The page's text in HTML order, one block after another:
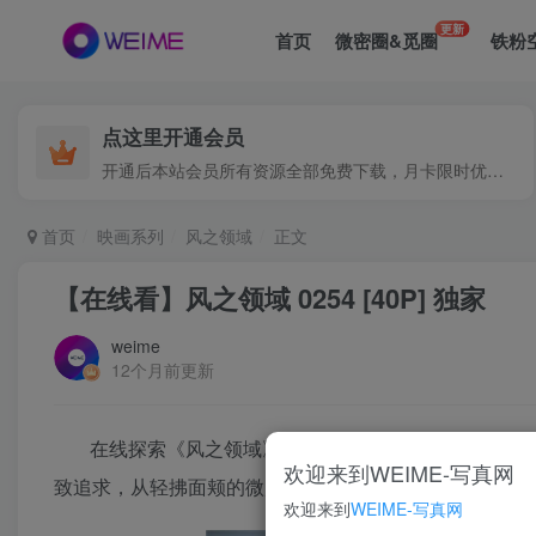
首页 微密圈&觅圈更新 铁粉
点这里开通会员
开通后本站会员所有资源全部免费下载，月卡限时优惠价低至29.9元，已更新500+个博主、9000+个资源，更多资源稳定更新中......
首页 映画系列 风之领域 正文
【在线看】风之领域 0254 [40P] 独家
weime
12个月前更新
在线探索《风之领域》0254章节，一场视觉盛宴正
致追求，从轻拂面颊的微风到遥远天际的流云，无不展
欢迎来到WEIME-写真网
欢迎来到WEIME-写真网